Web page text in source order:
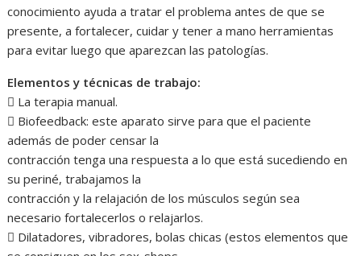
conocimiento ayuda a tratar el problema antes de que se
presente, a fortalecer, cuidar y tener a mano herramientas
para evitar luego que aparezcan las patologías.
Elementos y técnicas de trabajo:
 La terapia manual.
 Biofeedback: este aparato sirve para que el paciente
además de poder censar la
contracción tenga una respuesta a lo que está sucediendo en
su periné, trabajamos la
contracción y la relajación de los músculos según sea
necesario fortalecerlos o relajarlos.
 Dilatadores, vibradores, bolas chicas (estos elementos que